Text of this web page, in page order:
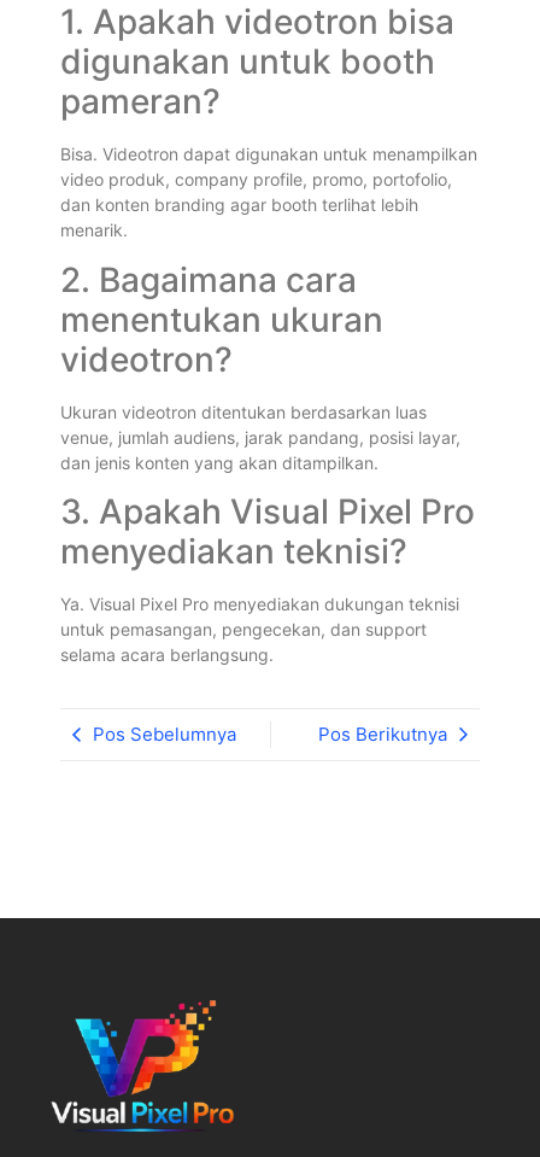
1. Apakah videotron bisa
digunakan untuk booth
pameran?
Bisa. Videotron dapat digunakan untuk menampilkan
video produk, company profile, promo, portofolio,
dan konten branding agar booth terlihat lebih
menarik.
2. Bagaimana cara
menentukan ukuran
videotron?
Ukuran videotron ditentukan berdasarkan luas
venue, jumlah audiens, jarak pandang, posisi layar,
dan jenis konten yang akan ditampilkan.
3. Apakah Visual Pixel Pro
menyediakan teknisi?
Ya. Visual Pixel Pro menyediakan dukungan teknisi
untuk pemasangan, pengecekan, dan support
selama acara berlangsung.
Pos Sebelumnya Pos Berikutnya